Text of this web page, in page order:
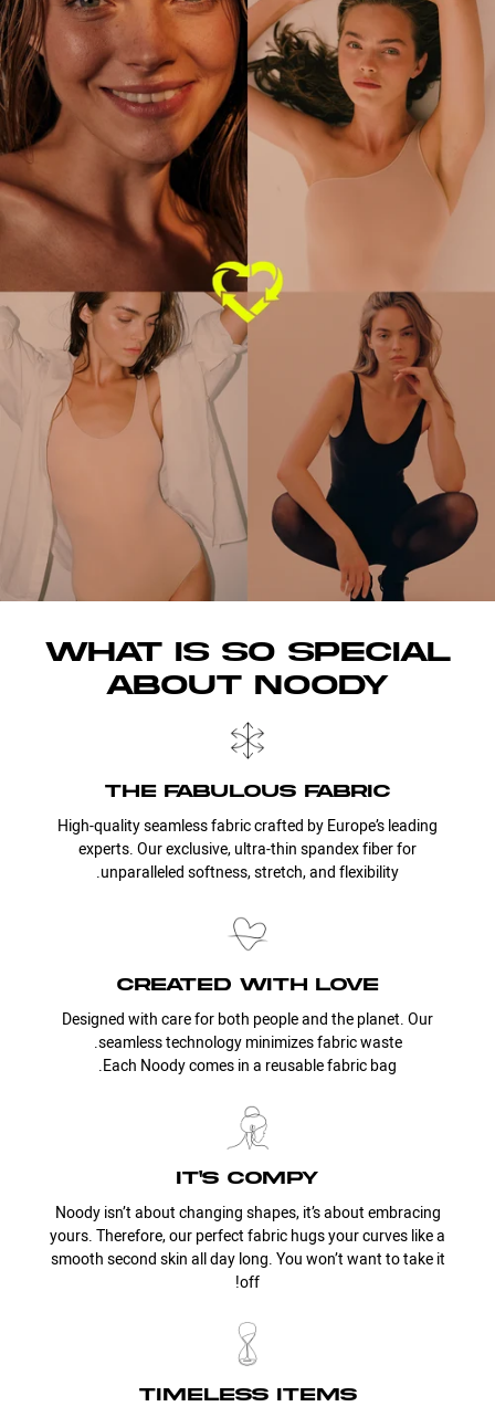
WHAT IS SO SPECIAL
ABOUT NOODY
the fabulous fabric
High-quality seamless fabric crafted by Europe’s leading
experts. Our exclusive, ultra-thin spandex fiber for
unparalleled softness, stretch, and flexibility.
created with love
Designed with care for both people and the planet. Our
seamless technology minimizes fabric waste.
Each Noody comes in a reusable fabric bag.
it's compy
Noody isn’t about changing shapes, it’s about embracing
yours. Therefore, our perfect fabric hugs your curves like a
smooth second skin all day long. You won’t want to take it
off!
timeless items